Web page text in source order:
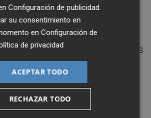
forman
urbano y son testigos de la
de la ciudad. Miguel
que algunos de estos rótulos
del autor, especialmente
y vidrio, algo que
no sucede con la mayoría
Configuración de publicidad.
su consentimiento en
enConfiguración de
de privacidad
ACEPTAR TODO
RECHAZAR TODO